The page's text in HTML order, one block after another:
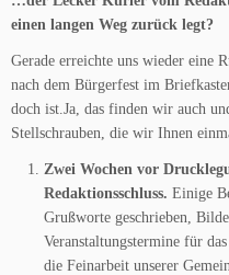
einen langen Weg zurück legt?
Gerade erreichte uns wieder eine
nach dem Bürgerfest im
doch ist.Ja, das finden wir auch
Stellschrauben, die wir Ihnen
Zwei Wochen vor
Redaktionsschluss. Einige
Grußworte geschrieben,
Veranstaltungstermine für
die Feinarbeit unserer